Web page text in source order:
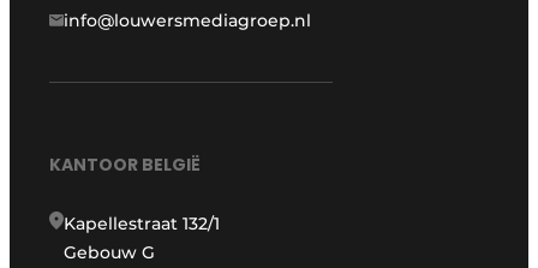
info@louwersmediagroep.nl
KANTOOR BELGIË
Kapellestraat 132/1
Gebouw G